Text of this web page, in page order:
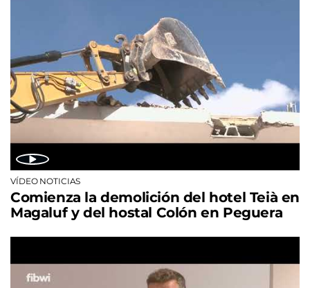
VÍDEO NOTICIAS
Comienza la demolición del hotel Teià en
Magaluf y del hostal Colón en Peguera